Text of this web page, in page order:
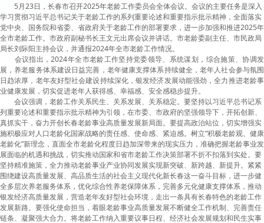
5月23日，长春市召开2025年老龄工作委员会全体会议。会议的主要任务是深入
学习贯彻习近平总书记关于老龄工作的系列重要论述和重要指示批示精神，全面落实
党中央、国务院和省委、省政府关于老龄工作的部署要求，进一步加强和推进2025年
全市老龄工作。市政府副秘书长王文元出席会议并讲话。市老龄委副主任、市民政局
局长刘际阳主持会议，并通报2024年全市老龄工作情况。
会议指出，2024年全市老龄工作坚持党委领导、系统谋划，综合施策、协调发
展，养老服务体系建设日益完善，老年健康支撑体系持续健全，老年人社会参与氛围
日趋浓厚，老年友好型社会建设持续深化，银发经济发展动能强劲，全力推进老龄事
业健康发展，切实促进老年人获得感、幸福感、安全感稳步提升。
会议强调，老龄工作关系民生、关系发展、关系稳定。要坚持以习近平总书记系
列重要论述和重要指示批示精神为引领，在市委、市政府的坚强领导下，开拓创新、
真抓实干，奋力开创长春老龄事业高质量发展新局面。 要提高政治站位，切实增强实
施积极应对人口老龄化国家战略的责任感、使命感、紧迫感。 树立“积极老龄观、健康
老龄化”新理念，直面全市老龄化程度日趋加深带来的现实压力，准确把握老龄事业发
展面临的机遇和挑战，切实推动国家和省市老龄工作决策部署不折不扣落到实处。 要
坚持精准施策，全力推动老龄事业产业协同发展实现新突破、新跨越、新提升。 紧紧
围绕建设高质量发展、高品质生活的社会主义现代化新长春这一奋斗目标，进一步健
全多层次养老服务体系，优化综合性养老保障体系，完善多元化健康支撑体系，推动
银发经济高质量发展，营造老年友好型社会环境，走出一条具有长春特色的老龄工作
发展新路。 要强化使命担当，着眼老龄事业高质量发展不断健全工作机制、完善责任
链条、凝聚强大合力。 将老龄工作纳入重要议事日程、经济社会发展规划和民生实事